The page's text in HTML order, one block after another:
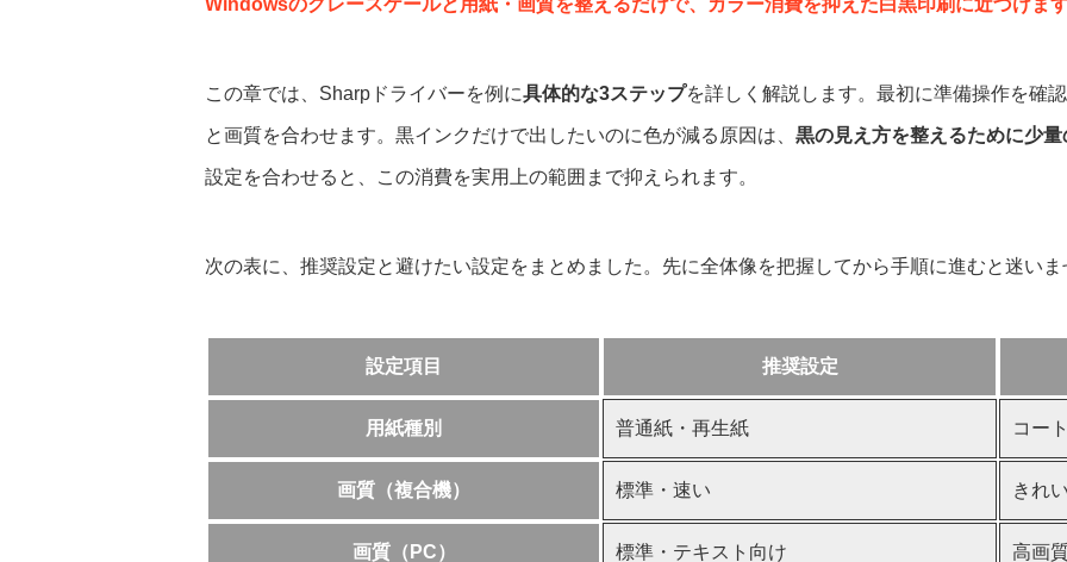
Windowsのグレースケールと用紙・画質を整えるだけで、カラー消費を抑えた白黒印刷に近づけま
この章では、Sharpドライバーを例に具体的な3ステップを詳しく解説します。最初に準備操作を確
と画質を合わせます。黒インクだけで出したいのに色が減る原因は、 黒の見え方を整えるために少
設定を合わせると、この消費を実用上の範囲まで抑えられます。
次の表に、推奨設定と避けたい設定をまとめました。先に全体像を把握してから手順に進むと迷いま
設定項目 推奨設定
用紙種別 普通紙・再生紙 コー
画質（複合機） 標準・速い きれ
画質（PC） 標準・テキスト向け 高画